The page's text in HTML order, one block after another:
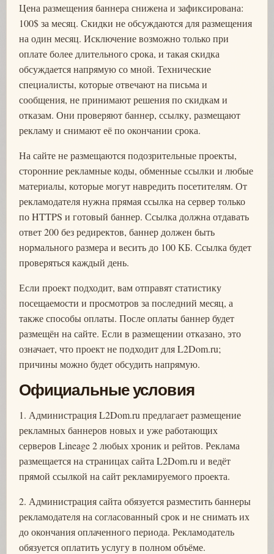
Цена размещения баннера снижена и зафиксирована:
100$ за месяц. Скидки не обсуждаются для размещения
на один месяц. Исключение возможно только при
оплате более длительного срока, и такая скидка
обсуждается напрямую со мной. Технические
специалисты, которые отвечают на письма и
сообщения, не принимают решения по скидкам и
отказам. Они проверяют баннер, ссылку, размещают
рекламу и снимают её по окончании срока.
На сайте не размещаются подозрительные проекты,
сторонние рекламные коды, обменные ссылки и любые
материалы, которые могут навредить посетителям. От
рекламодателя нужна прямая ссылка на сервер только
по HTTPS и готовый баннер. Ссылка должна отдавать
ответ 200 без редиректов, баннер должен быть
нормального размера и весить до 100 КБ. Ссылка будет
проверяться каждый день.
Если проект подходит, вам отправят статистику
посещаемости и просмотров за последний месяц, а
также способы оплаты. После оплаты баннер будет
размещён на сайте. Если в размещении отказано, это
означает, что проект не подходит для L2Dom.ru;
причины можно будет обсудить напрямую.
Официальные условия
1. Администрация L2Dom.ru предлагает размещение
рекламных баннеров новых и уже работающих
серверов Lineage 2 любых хроник и рейтов. Реклама
размещается на страницах сайта L2Dom.ru и ведёт
прямой ссылкой на сайт рекламируемого проекта.
2. Администрация сайта обязуется разместить баннеры
рекламодателя на согласованный срок и не снимать их
до окончания оплаченного периода. Рекламодатель
обязуется оплатить услугу в полном объёме.